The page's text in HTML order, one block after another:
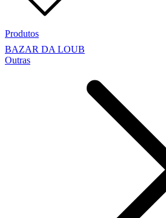
BAZAR DA LOUB
Outras
Produtos